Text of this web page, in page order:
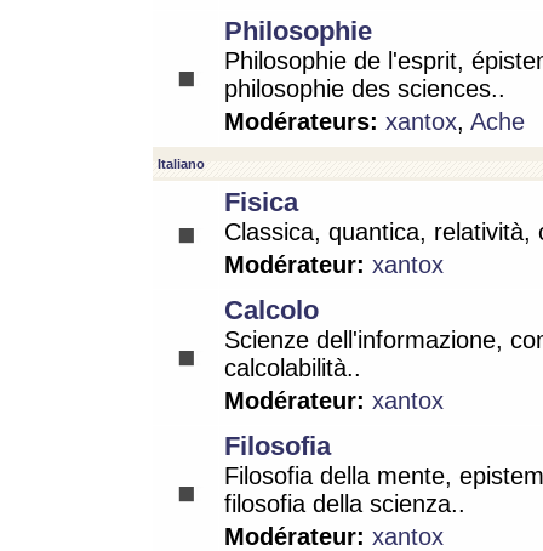
Philosophie
Philosophie de l'esprit,
philosophie des sciences..
Modérateurs: xantox, Ache
Italiano
Fisica
Classica, quantica, relatività,
Modérateur: xantox
Calcolo
Scienze dell'informazione,
calcolabilità..
Modérateur: xantox
Filosofia
Filosofia della mente,
filosofia della scienza..
Modérateur: xantox